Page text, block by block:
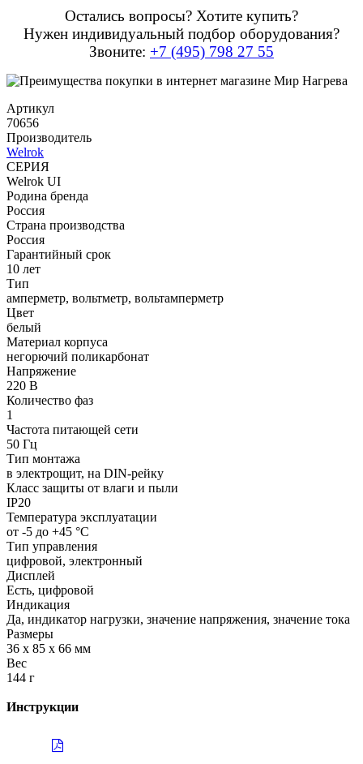
Остались вопросы? Хотите купить?
Нужен индивидуальный подбор оборудования?
Звоните: +7 (495) 798 27 55
Артикул
70656
Производитель
Welrok
СЕРИЯ
Welrok UI
Родина бренда
Россия
Страна производства
Россия
Гарантийный срок
10 лет
Тип
амперметр, вольтметр, вольтамперметр
Цвет
белый
Материал корпуса
негорючий поликарбонат
Напряжение
220 В
Количество фаз
1
Частота питающей сети
50 Гц
Тип монтажа
в электрощит, на DIN-рейку
Класс защиты от влаги и пыли
IP20
Температура эксплуатации
от -5 до +45 °С
Тип управления
цифровой, электронный
Дисплей
Есть, цифровой
Индикация
Да, индикатор нагрузки, значение напряжения, значение тока
Размеры
36 х 85 х 66 мм
Вес
144 г
Инструкции